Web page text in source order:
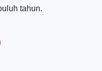
tahun.